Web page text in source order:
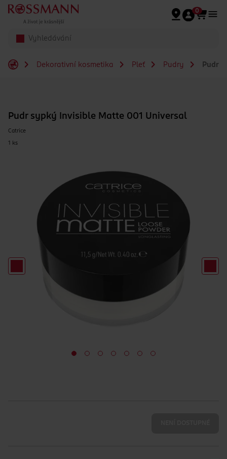
Přeskočit na hlavmní obsah
0
Dekorativní kosmetika Pleť Pudry Pudr
Pudr sypký Invisible Matte 001 Universal
Catrice
1 ks